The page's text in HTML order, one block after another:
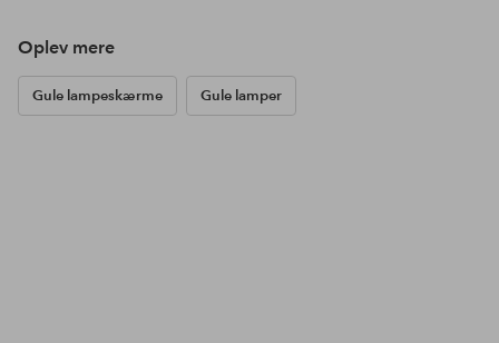
Oplev mere
Gule lampeskærme Gule lamper